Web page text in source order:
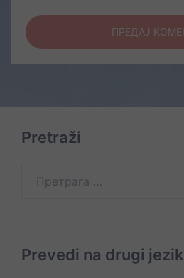
Pretraži
Prevedi na drugi jezik